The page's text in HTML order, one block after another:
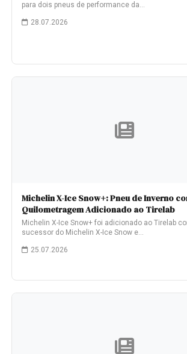
para dois pneus de performance da…
28.07.2026
Michelin X-Ice Snow+: Pneu de Inverno
Quilometragem Adicionado ao Tirelab
Michelin X-Ice Snow+ foi adicionado ao Tirelab
sucessor do Michelin X-Ice Snow e…
25.07.2026